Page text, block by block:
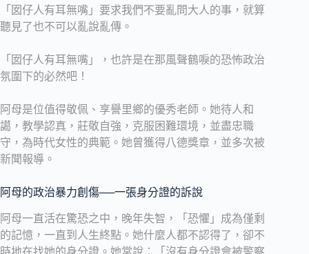
「囡仔人有耳無嘴」要求我們不要亂問大人的事，就算
聽見了也不可以亂說亂傳。
「囡仔人有耳無嘴」，也許是在那風聲鶴唳的恐怖政治
氛圍下的必然吧！
阿母是位值得敬佩、享譽里鄉的優秀老師。她待人和
譪，教學認真，莊敬自強，克服困難環境，並盡忠職
守，為時代女性的典範。她曾獲得八德獎章，並多次被
新聞報導。
阿母的政治暴力創傷──一張身分證的訴說
阿母一直活在驚恐之中，晚年失智，「恐懼」成為僅剩
的記憶，一直到人生終點。她什麼人都不認得了，卻不